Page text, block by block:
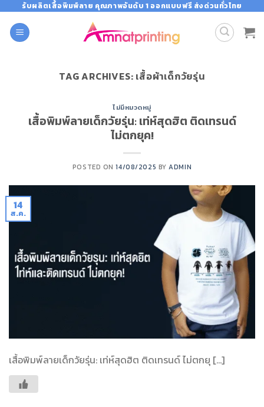
content
รับผลิตเสื้อพิมพ์ลาย คุณภาพอันดับ 1 ออกแบบฟรี ส่งด่วนทั่วไทย
TAG ARCHIVES: เสื้อผ้าเด็กวัยรุ่น
ไม่มีหมวดหมู่
เสื้อพิมพ์ลายเด็กวัยรุ่น: เท่ห์สุดฮิต ติดเทรนด์
ไม่ตกยุค!
POSTED ON14/08/2025 BYADMIN
14
ส.ค.
เสื้อพิมพ์ลายเด็กวัยรุ่น: เท่ห์สุดฮิต ติดเทรนด์ ไม่ตกยุ […]